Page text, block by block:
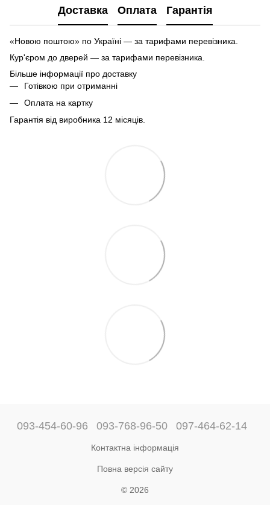
Доставка Оплата Гарантія
«Новою поштою» по Україні — за тарифами перевізника.
Кур'єром до дверей — за тарифами перевізника.
Більше інформації про доставку
Готівкою при отриманні
Оплата на картку
Гарантія від виробника 12 місяців.
093-454-60-96 093-768-96-50 097-464-62-14
Контактна інформація
Повна версія сайту
© 2026